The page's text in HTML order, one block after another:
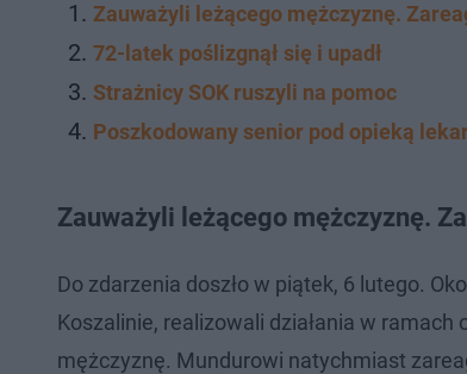
Zauważyli leżącego mężczyznę.
72-latek poślizgnął się i upadł
Strażnicy SOK ruszyli na pomoc
Poszkodowany senior pod opieką
Zauważyli leżącego mężczyznę.
Do zdarzenia doszło w piątek, 6 lutego.
Koszalinie, realizowali działania w ramach
mężczyznę. Mundurowi natychmiast